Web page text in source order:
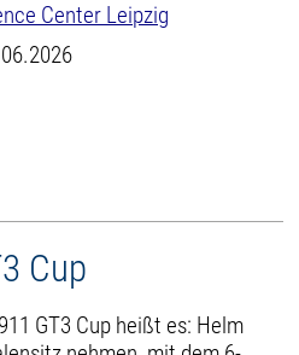
Center Leipzig
Cup
GT3 Cup heißt es: Helm